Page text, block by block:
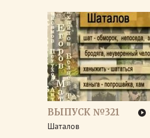
ВЫПУСК №321
Шаталов